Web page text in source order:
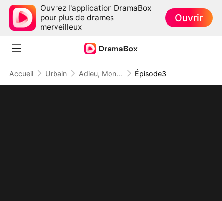
Ouvrez l'application DramaBox
pour plus de drames
merveilleux
Ouvrir
Accueil Urbain Adieu, Mon amour, Mon devoir Épisode3